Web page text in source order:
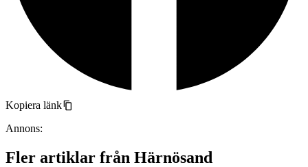
Kopiera länk
Annons:
Fler artiklar från Härnösand